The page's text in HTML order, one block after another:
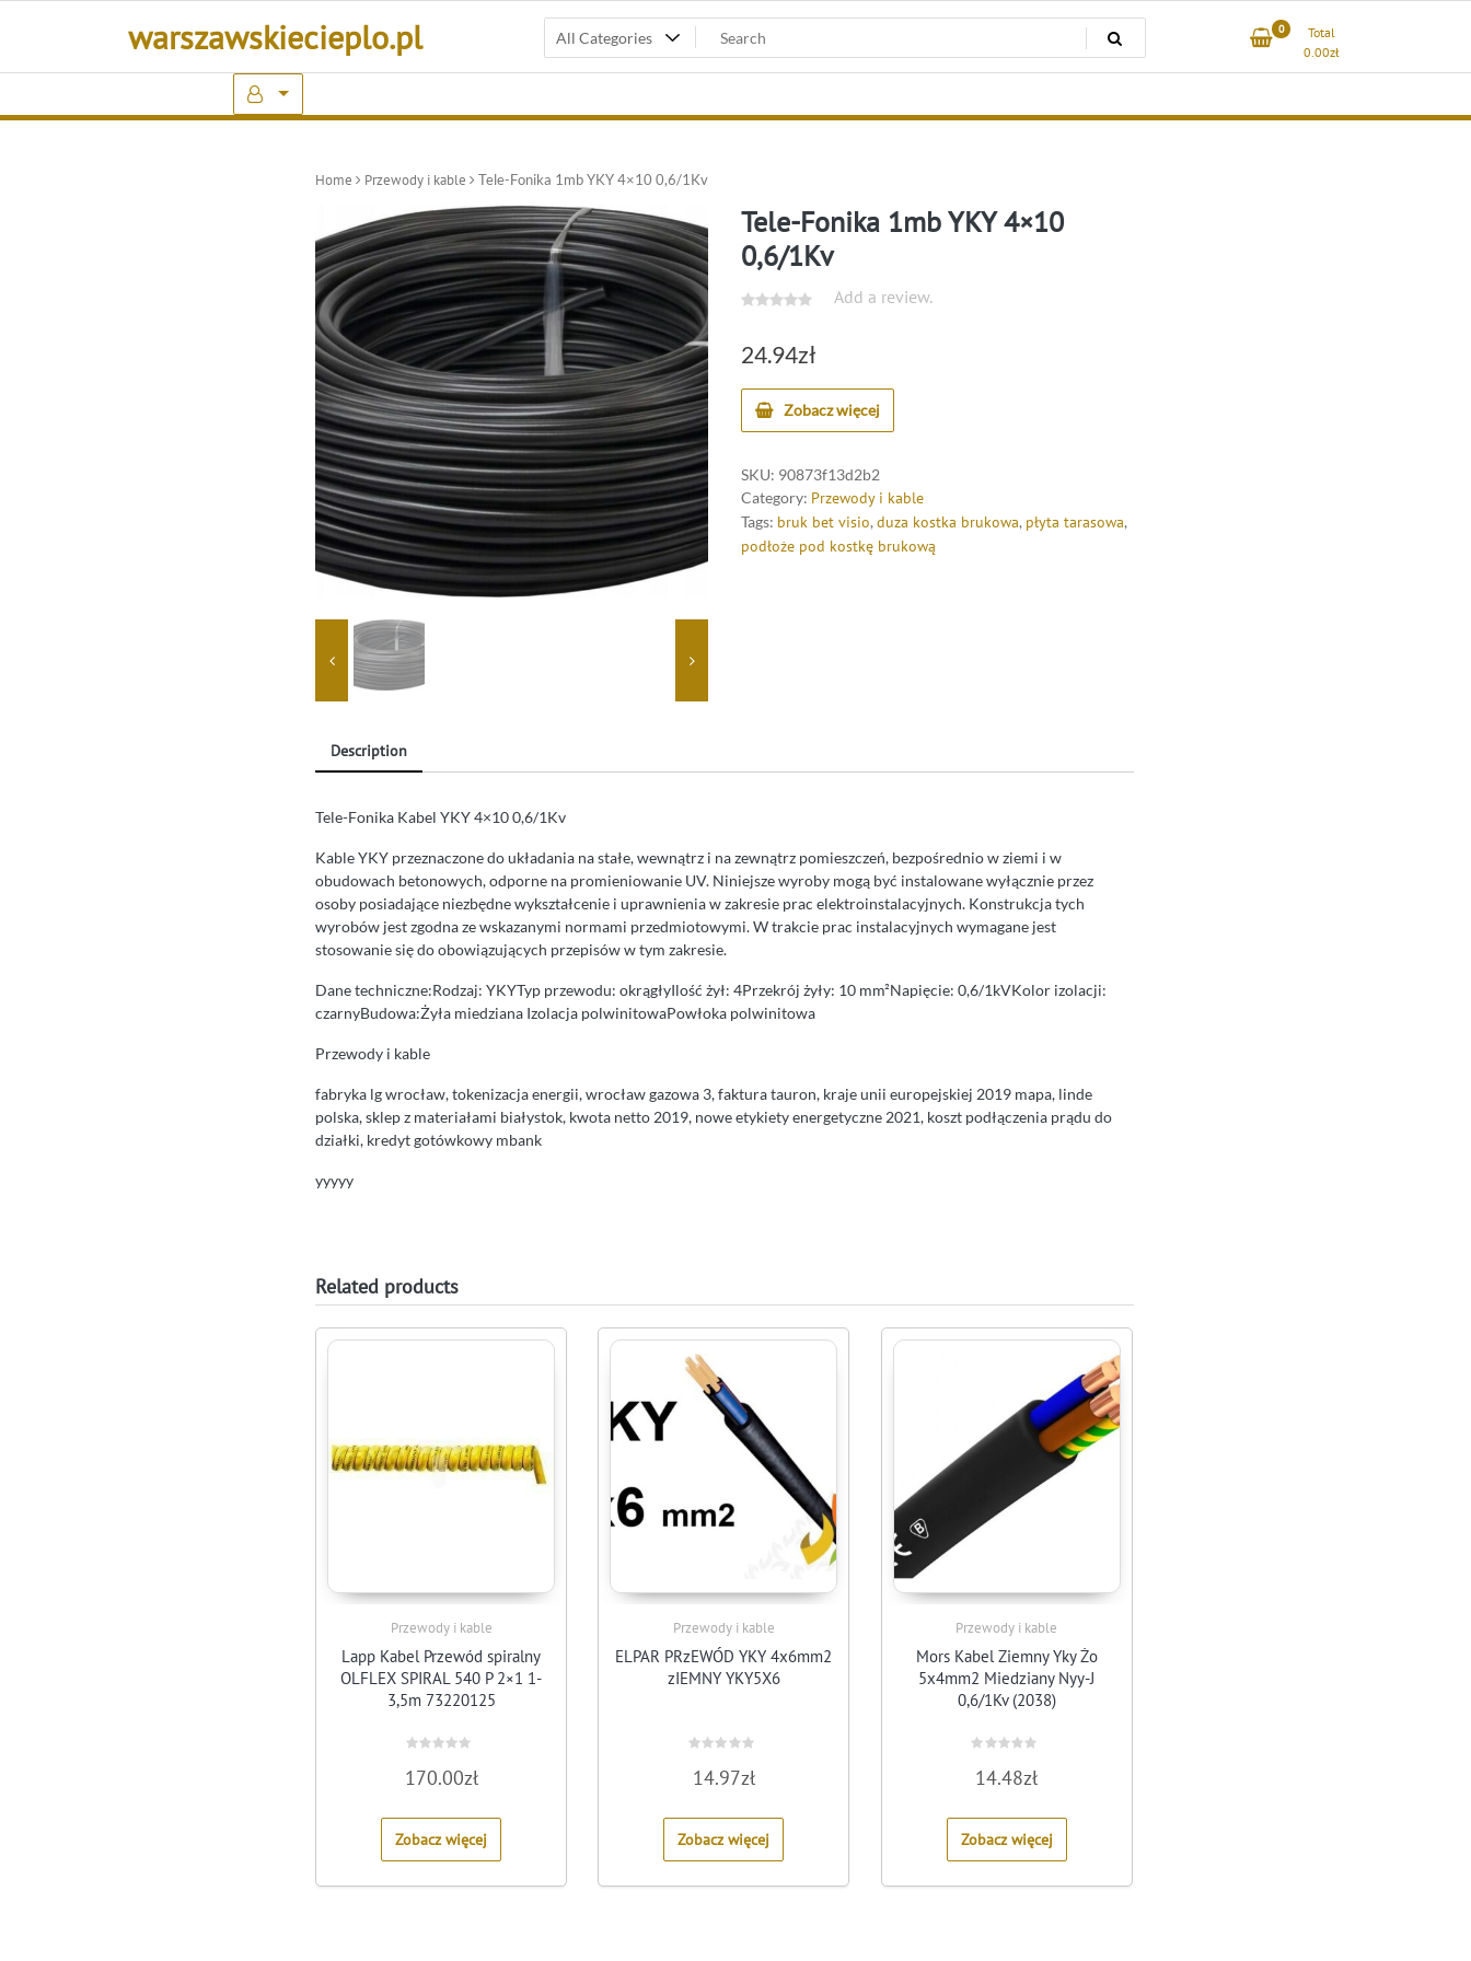
warszawskiecieplo.pl 0
Total
0.00zł
Home Przewody i kable Tele-Fonika 1mb YKY 4×10 0,6/1Kv
Tele-Fonika 1mb YKY 4×10
0,6/1Kv
Add a review.
24.94zł
Zobacz więcej
SKU: 90873f13d2b2
Category: Przewody i kable
Tags: bruk bet visio, duza kostka brukowa, płyta tarasowa,
podłoże pod kostkę brukową
Description
Tele-Fonika Kabel YKY 4×10 0,6/1Kv
Kable YKY przeznaczone do układania na stałe, wewnątrz i na zewnątrz pomieszczeń, bezpośrednio w ziemi i w
obudowach betonowych, odporne na promieniowanie UV. Niniejsze wyroby mogą być instalowane wyłącznie przez
osoby posiadające niezbędne wykształcenie i uprawnienia w zakresie prac elektroinstalacyjnych. Konstrukcja tych
wyrobów jest zgodna ze wskazanymi normami przedmiotowymi. W trakcie prac instalacyjnych wymagane jest
stosowanie się do obowiązujących przepisów w tym zakresie.
Dane techniczne:Rodzaj: YKYTyp przewodu: okrągłyIlość żył: 4Przekrój żyły: 10 mm²Napięcie: 0,6/1kVKolor izolacji:
czarnyBudowa:Żyła miedziana Izolacja polwinitowaPowłoka polwinitowa
Przewody i kable
fabryka lg wrocław, tokenizacja energii, wrocław gazowa 3, faktura tauron, kraje unii europejskiej 2019 mapa, linde
polska, sklep z materiałami białystok, kwota netto 2019, nowe etykiety energetyczne 2021, koszt podłączenia prądu do
działki, kredyt gotówkowy mbank
yyyyy
Related products
Przewody i kable
Lapp Kabel Przewód spiralny
OLFLEX SPIRAL 540 P 2×1 1-
3,5m 73220125
0
out
5
170.00zł
Zobacz więcej
Przewody i kable
ELPAR PRzEWÓD YKY 4x6mm2
zIEMNY YKY5X6
0
out
5
14.97zł
Zobacz więcej
Przewody i kable
Mors Kabel Ziemny Yky Żo
5x4mm2 Miedziany Nyy-J
0,6/1Kv (2038)
0
out
5
14.48zł
Zobacz więcej